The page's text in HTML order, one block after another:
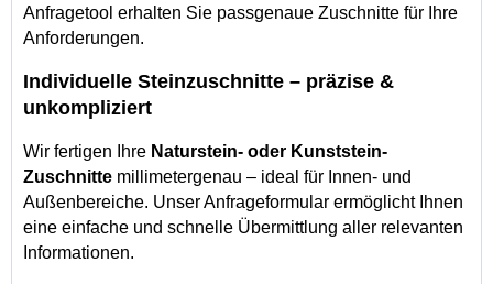
Anfragetool erhalten Sie passgenaue Zuschnitte für Ihre
Anforderungen.
Individuelle Steinzuschnitte – präzise &
unkompliziert
Wir fertigen Ihre Naturstein- oder Kunststein-
Zuschnitte millimetergenau – ideal für Innen- und
Außenbereiche. Unser Anfrageformular ermöglicht Ihnen
eine einfache und schnelle Übermittlung aller relevanten
Informationen.